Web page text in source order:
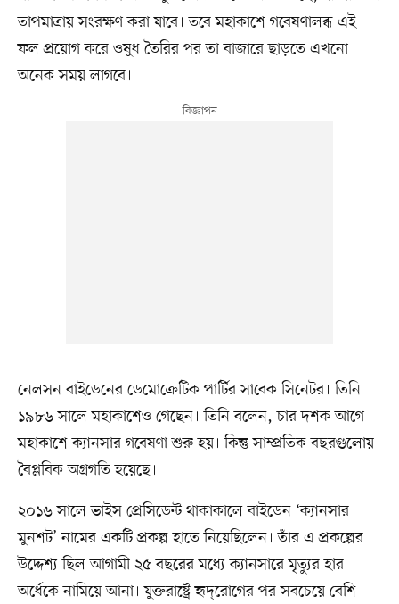
তাপমাত্রায় সংরক্ষণ করা যাবে। তবে মহাকাশে গবেষণালব্ধ এই
ফল প্রয়োগ করে ওষুধ তৈরির পর তা বাজারে ছাড়তে এখনো
অনেক সময় লাগবে।
নেলসন বাইডেনের ডেমোক্রেটিক পার্টির সাবেক সিনেটর। তিনি
১৯৮৬ সালে মহাকাশেও গেছেন। তিনি বলেন, চার দশক আগে
মহাকাশে ক্যানসার গবেষণা শুরু হয়। কিন্তু সাম্প্রতিক বছরগুলোয়
বৈপ্লবিক অগ্রগতি হয়েছে।
২০১৬ সালে ভাইস প্রেসিডেন্ট থাকাকালে বাইডেন ‘ক্যানসার
মুনশট’ নামের একটি প্রকল্প হাতে নিয়েছিলেন। তাঁর এ প্রকল্পের
উদ্দেশ্য ছিল আগামী ২৫ বছরের মধ্যে ক্যানসারে মৃত্যুর হার
অর্ধেকে নামিয়ে আনা। যুক্তরাষ্ট্রে হৃদ্‌রোগের পর সবচেয়ে বেশি